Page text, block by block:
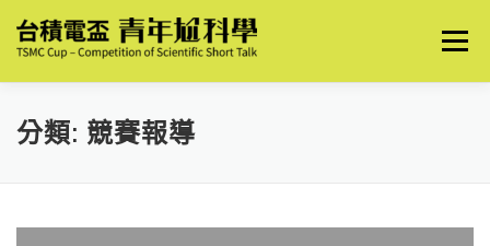
選單
關於我們 最新消息
分類: 競賽報導